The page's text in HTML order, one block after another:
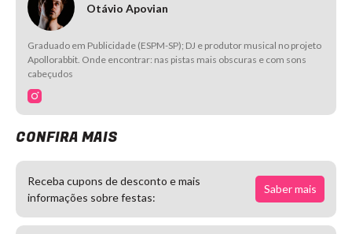
Otávio Apovian
Graduado em Publicidade (ESPM-SP); DJ e produtor musical no projeto
Apollorabbit. Onde encontrar: nas pistas mais obscuras e com sons
cabeçudos
CONFIRA MAIS
Receba cupons de desconto e mais
informações sobre festas:
Saber mais